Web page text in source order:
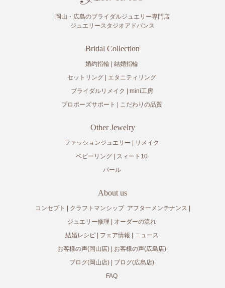
岡山・広島のブライダルジュエリー専門店
ジュエリースタジオアドバンス
Bridal Collection
婚約指輪
結婚指輪
セットリング
エタニティリング
ブライダルリメイク
mini工房
プロポーズサポート
こだわりの品質
Other Jewelry
ファッションジュエリー
リメイク
ベビーリング
スィート10
パール
About us
コンセプト クラフトマンシップ アフターメンテナンス
ジュエリー修理
オーダーの流れ
結婚レシピ
フェア情報
ニュース
お客様の声(岡山店)
お客様の声(広島店)
ブログ(岡山店)
ブログ(広島店)
FAQ